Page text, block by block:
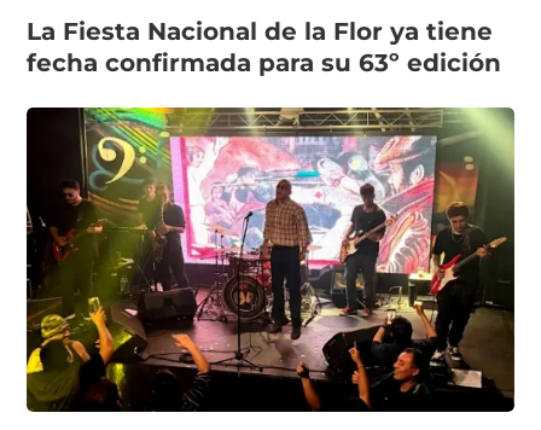
La Fiesta Nacional de la Flor ya tiene
fecha confirmada para su 63º edición